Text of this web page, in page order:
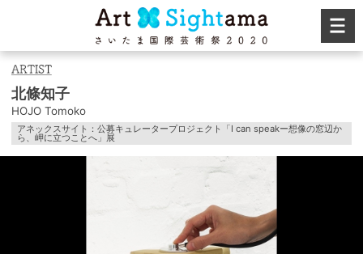
北條知子
HOJO Tomoko
アネックスサイト：公募キュレータープロジェクト「I can speakー想像の窓辺か
ら、岬に立つことへ」展